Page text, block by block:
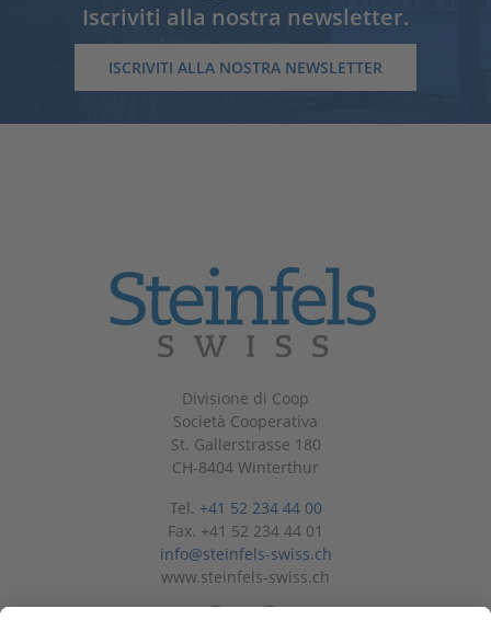
Iscriviti alla nostra newsletter.
ISCRIVITI ALLA NOSTRA NEWSLETTER
Divisione di Coop
Società Cooperativa
St. Gallerstrasse 180
CH-8404 Winterthur
Tel. +41 52 234 44 00
Fax. +41 52 234 44 01
info@steinfels-swiss.ch
www.steinfels-swiss.ch